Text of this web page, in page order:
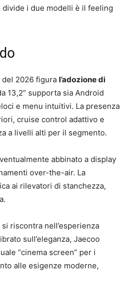
divide i due modelli è il feeling
2026 figura l’adozione di
13,2” supporta sia Android
e menu intuitivi. La presenza
cruise control adattivo e
a livelli alti per il segmento.
abbinato a display
over-the-air. La
ai rilevatori di stanchezza,
riscontra nell’esperienza
sull’eleganza, Jaecoo
“cinema screen” per i
alle esigenze moderne,